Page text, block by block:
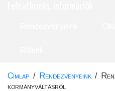
Morzsa
Címlap / Rendezvényeink /
kormányváltásról